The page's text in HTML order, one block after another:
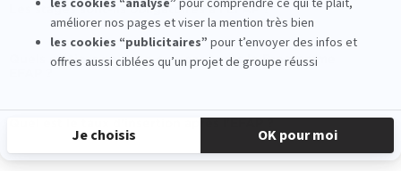
Les stages sont-ils obligatoires à l'EFAP ?
Quels métiers peut-on exercer après le Programme